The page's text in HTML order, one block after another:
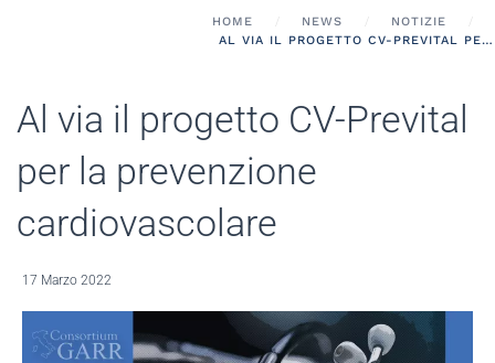
HOME NEWS
NOTIZIE
AL VIA IL PROGETTO CV-PREVITAL PER LA PREVENZIONE CARDIOVASCOLARE
Al via il progetto CV-Prevital
per la prevenzione
cardiovascolare
17 Marzo 2022